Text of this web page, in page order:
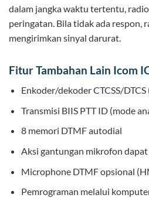
dalam jangka waktu tertentu,
peringatan. Bila tidak ada respon,
mengirimkan sinyal darurat.
Fitur Tambahan Lain Icom
Enkoder/dekoder CTCSS/
Transmisi BIIS PTT ID (mode
8 memori DTMF autodial
Aksi gantungan mikrofon
Microphone DTMF opsional
Pemrograman melalui